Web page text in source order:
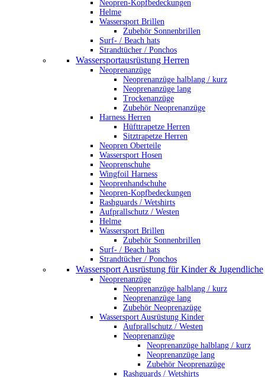
Neopren-Kopfbedeckungen
Helme
Wassersport Brillen
Zubehör Sonnenbrillen
Surf- / Beach hats
Strandtücher / Ponchos
Wassersportausrüstung Herren
Neoprenanzüge
Neoprenanzüge halblang / kurz
Neoprenanzüge lang
Trockenanzüge
Zubehör Neoprenanzüge
Harness Herren
Hüfttrapetze Herren
Sitztrapetze Herren
Neopren Oberteile
Wassersport Hosen
Neoprenschuhe
Wingfoil Harness
Neoprenhandschuhe
Neopren-Kopfbedeckungen
Rashguards / Wetshirts
Aufprallschutz / Westen
Helme
Wassersport Brillen
Zubehör Sonnenbrillen
Surf- / Beach hats
Strandtücher / Ponchos
Wassersport Ausrüstung für Kinder & Jugendliche
Neoprenanzüge
Neoprenanzüge halblang / kurz
Neoprenanzüge lang
Zubehör Neoprenazüge
Wassersport Ausrüstung Kinder
Aufprallschutz / Westen
Neoprenanzüge
Neoprenanzüge halblang / kurz
Neoprenanzüge lang
Zubehör Neoprenazüge
Rashguards / Wetshirts